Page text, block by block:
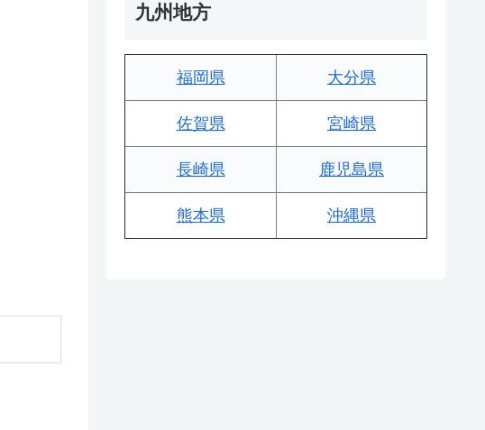
九州地方
福岡県 大分県
佐賀県 宮崎県
長崎県 鹿児島県
熊本県 沖縄県